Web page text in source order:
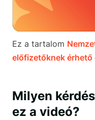
Ez a tartalom
előfizetőknek érhető
Milyen
ez a videó?